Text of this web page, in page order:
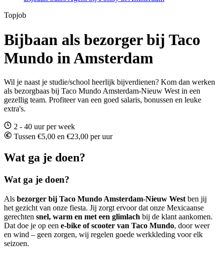
Topjob
Bijbaan als bezorger bij Taco
Mundo in Amsterdam
Wil je naast je studie/school heerlijk bijverdienen? Kom dan werken
als bezorgbaas bij Taco Mundo Amsterdam-Nieuw West in een
gezellig team. Profiteer van een goed salaris, bonussen en leuke
extra's.
2 - 40 uur per week
Tussen €5,00 en €23,00 per uur
Wat ga je doen?
Wat ga je doen?
Als bezorger bij Taco Mundo Amsterdam-Nieuw West ben jij
het gezicht van onze fiesta. Jij zorgt ervoor dat onze Mexicaanse
gerechten snel, warm en met een glimlach bij de klant aankomen.
Dat doe je op een e-bike of scooter van Taco Mundo, door weer
en wind – geen zorgen, wij regelen goede werkkleding voor elk
seizoen.